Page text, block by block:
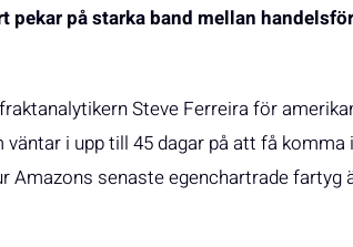
pekar på starka band mellan
Steve Ferreira för
i upp till 45 dagar på att få komma
Amazons senaste egenchartrade fartyg